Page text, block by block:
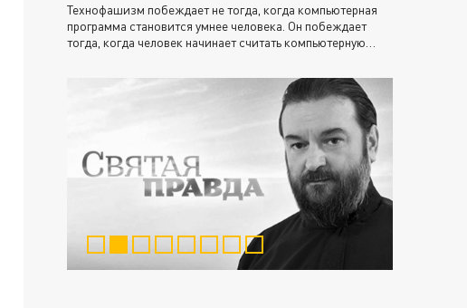
Технофашизм побеждает не тогда, когда компьютерная
программа становится умнее человека. Он побеждает
тогда, когда человек начинает считать компьютерную